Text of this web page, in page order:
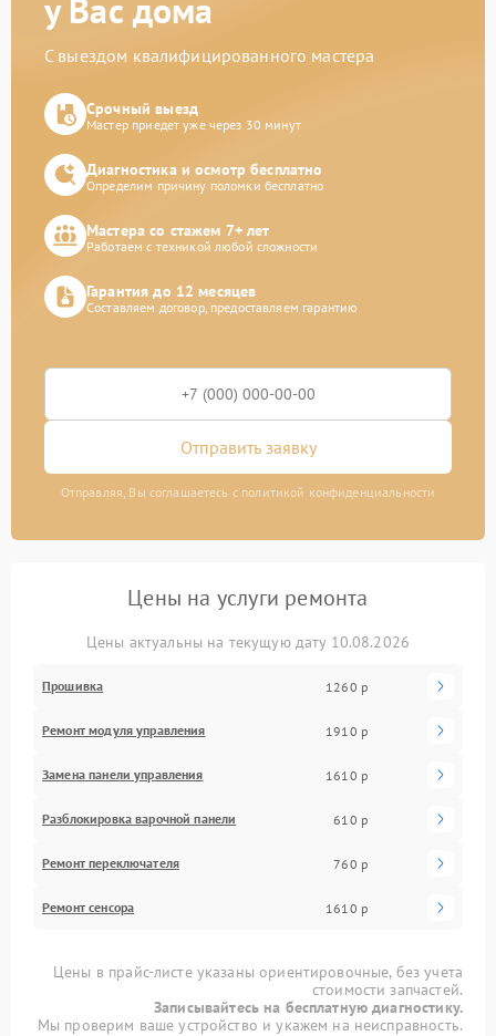
у Вас дома
С выездом квалифицированного мастера
Срочный выезд
Мастер приедет уже через 30 минут
Диагностика и осмотр бесплатно
Определим причину поломки бесплатно
Мастера со стажем 7+ лет
Работаем с техникой любой сложности
Гарантия до 12 месяцев
Составляем договор, предоставляем гарантию
Отправить заявку
Отправляя, Вы соглашаетесь с политикой конфиденциальности
Цены на услуги ремонта
Цены актуальны на текущую дату 10.08.2026
Прошивка 1260 р
Ремонт модуля управления 1910 р
Замена панели управления 1610 р
Разблокировка варочной панели 610 р
Ремонт переключателя 760 р
Ремонт сенсора 1610 р
Цены в прайс-листе указаны ориентировочные, без учета
стоимости запчастей.
Записывайтесь на бесплатную диагностику.
Мы проверим ваше устройство и укажем на неисправность.